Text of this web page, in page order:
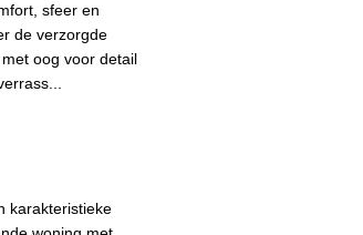
sfeer en
de verzorgde
oog voor detail
karakteristieke